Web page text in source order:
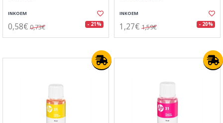
INKOEM
0,58€ 0,73€ - 21%
INKOEM
1,27€ 1,59€ - 20%